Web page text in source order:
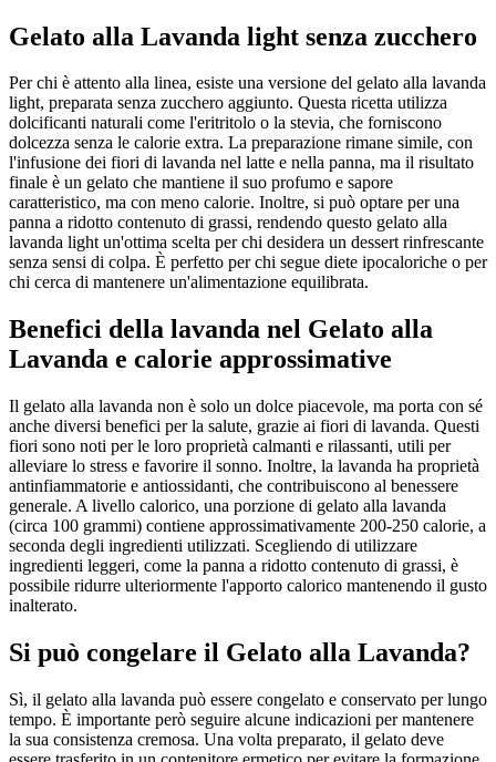
Gelato alla Lavanda light senza zucchero
Per chi è attento alla linea, esiste una versione del gelato alla lavanda
light, preparata senza zucchero aggiunto. Questa ricetta utilizza
dolcificanti naturali come l'eritritolo o la stevia, che forniscono
dolcezza senza le calorie extra. La preparazione rimane simile, con
l'infusione dei fiori di lavanda nel latte e nella panna, ma il risultato
finale è un gelato che mantiene il suo profumo e sapore
caratteristico, ma con meno calorie. Inoltre, si può optare per una
panna a ridotto contenuto di grassi, rendendo questo gelato alla
lavanda light un'ottima scelta per chi desidera un dessert rinfrescante
senza sensi di colpa. È perfetto per chi segue diete ipocaloriche o per
chi cerca di mantenere un'alimentazione equilibrata.
Benefici della lavanda nel Gelato alla
Lavanda e calorie approssimative
Il gelato alla lavanda non è solo un dolce piacevole, ma porta con sé
anche diversi benefici per la salute, grazie ai fiori di lavanda. Questi
fiori sono noti per le loro proprietà calmanti e rilassanti, utili per
alleviare lo stress e favorire il sonno. Inoltre, la lavanda ha proprietà
antinfiammatorie e antiossidanti, che contribuiscono al benessere
generale. A livello calorico, una porzione di gelato alla lavanda
(circa 100 grammi) contiene approssimativamente 200-250 calorie, a
seconda degli ingredienti utilizzati. Scegliendo di utilizzare
ingredienti leggeri, come la panna a ridotto contenuto di grassi, è
possibile ridurre ulteriormente l'apporto calorico mantenendo il gusto
inalterato.
Si può congelare il Gelato alla Lavanda?
Sì, il gelato alla lavanda può essere congelato e conservato per lungo
tempo. È importante però seguire alcune indicazioni per mantenere
la sua consistenza cremosa. Una volta preparato, il gelato deve